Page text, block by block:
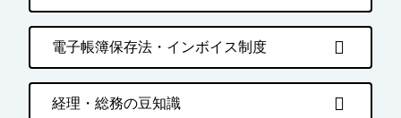
電子帳簿保存法・インボイス制度
経理・総務の豆知識